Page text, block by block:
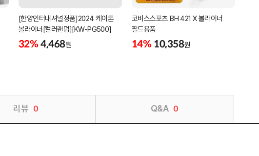
[한양인터내셔널정품]2024 케이톤
볼라이너[컬러랜덤][KW-PG500]
32% 4,468원
코비스스포츠 BH 421 X 볼라이너
필드용품
14% 10,358원
리뷰 0 Q&A 0